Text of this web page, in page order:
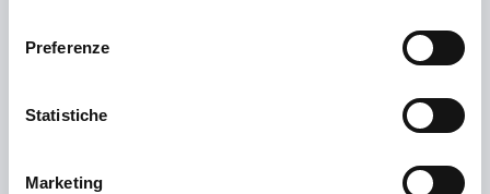
Preferenze
Statistiche
Marketing
Perché scegliere Easy Legal
Accesso immediato a professionisti qualificati
Soluzioni pensate per le esigenze reali di persone e